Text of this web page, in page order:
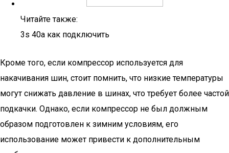
Читайте также:
3s 40a как подключить
Кроме того, если компрессор используется для
накачивания шин, стоит помнить, что низкие температуры
могут снижать давление в шинах, что требует более частой
подкачки. Однако, если компрессор не был должным
образом подготовлен к зимним условиям, его
использование может привести к дополнительным